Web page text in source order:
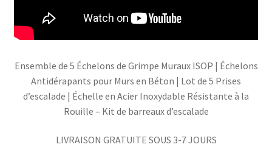
Ensemble de 5 Échelons de Grimpe Muraux ISOP | Échelons
Antidérapants pour Murs en Béton | Lot de 5 Prises
d’escalade | Échelle en Acier Inoxydable Résistante à la
Rouille – Kit de barreaux d’escalade
LIVRAISON GRATUITE SOUS 3-7 JOURS